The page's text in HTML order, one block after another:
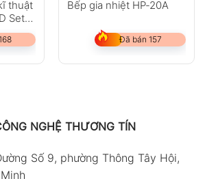
thuật
Set
Bếp gia nhiệt HP-20A
Đã bán 157
NGHỆ THƯƠNG TÍN
Số 9, phường Thông Tây Hội,